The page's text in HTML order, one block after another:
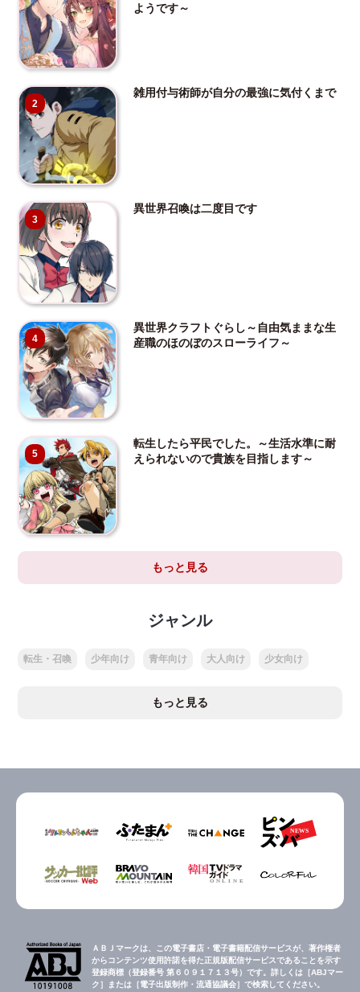
ようです～
2
雑用付与術師が自分の最強に気付くまで
3
異世界召喚は二度目です
4
異世界クラフトぐらし～自由気ままな生
産職のほのぼのスローライフ～
5
転生したら平民でした。～生活水準に耐
えられないので貴族を目指します～
もっと見る
ジャンル
転生・召喚 少年向け 青年向け 大人向け 少女向け
もっと見る
ＡＢＪマークは、この電子書店・電子書籍配信サービスが、著作権者
からコンテンツ使用許諾を得た正規版配信サービスであることを示す
登録商標（登録番号 第６０９１７１３号）です。詳しくは［ABJマー
ク］または［電子出版制作・流通協議会］で検索してください。